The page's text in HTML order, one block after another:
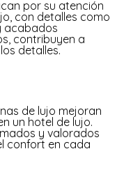
por su atención
con detalles como
acabados
contribuyen a
detalles.
de lujo mejoran
un hotel de lujo.
y valorados
confort en cada